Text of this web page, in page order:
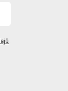
.